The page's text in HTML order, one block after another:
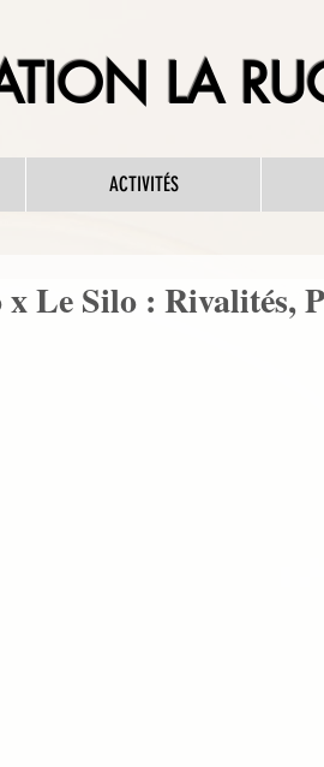
LA
Le Silo : Rivalités,
ACTIVITÉS